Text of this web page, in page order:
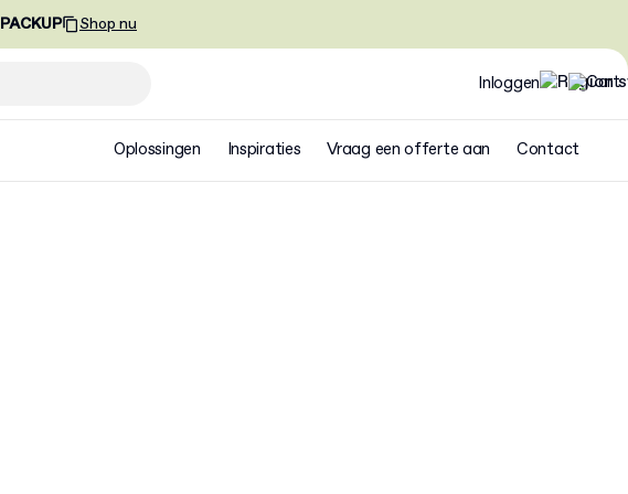
PACKUP Shop nu
Inloggen
Oplossingen Inspiraties Vraag een offerte aan Contact